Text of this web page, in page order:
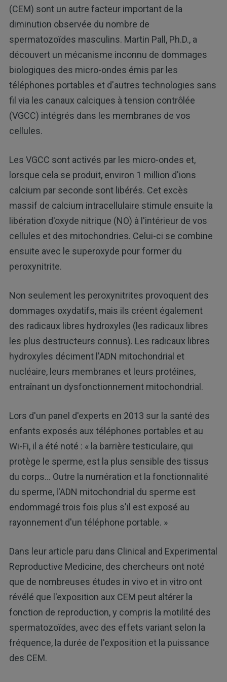
(CEM) sont un autre facteur important de la
diminution observée du nombre de
spermatozoïdes masculins. Martin Pall, Ph.D., a
découvert un mécanisme inconnu de dommages
biologiques des micro-ondes émis par les
téléphones portables et d'autres technologies sans
fil via les canaux calciques à tension contrôlée
(VGCC) intégrés dans les membranes de vos
cellules.
Les VGCC sont activés par les micro-ondes et,
lorsque cela se produit, environ 1 million d'ions
calcium par seconde sont libérés. Cet excès
massif de calcium intracellulaire stimule ensuite la
libération d'oxyde nitrique (NO) à l'intérieur de vos
cellules et des mitochondries. Celui-ci se combine
ensuite avec le superoxyde pour former du
peroxynitrite.
Non seulement les peroxynitrites provoquent des
dommages oxydatifs, mais ils créent également
des radicaux libres hydroxyles (les radicaux libres
les plus destructeurs connus). Les radicaux libres
hydroxyles déciment l'ADN mitochondrial et
nucléaire, leurs membranes et leurs protéines,
entraînant un dysfonctionnement mitochondrial.
Lors d'un panel d'experts en 2013 sur la santé des
enfants exposés aux téléphones portables et au
Wi-Fi, il a été noté : « la barrière testiculaire, qui
protège le sperme, est la plus sensible des tissus
du corps… Outre la numération et la fonctionnalité
du sperme, l'ADN mitochondrial du sperme est
endommagé trois fois plus s'il est exposé au
rayonnement d'un téléphone portable. »
Dans leur article paru dans Clinical and Experimental
Reproductive Medicine, des chercheurs ont noté
que de nombreuses études in vivo et in vitro ont
révélé que l'exposition aux CEM peut altérer la
fonction de reproduction, y compris la motilité des
spermatozoïdes, avec des effets variant selon la
fréquence, la durée de l'exposition et la puissance
des CEM.